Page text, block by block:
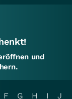
und
F G H I
J